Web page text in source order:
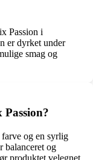
Passion i
er dyrket under
smag og
og en syrlig
balanceret og
produktet velegnet